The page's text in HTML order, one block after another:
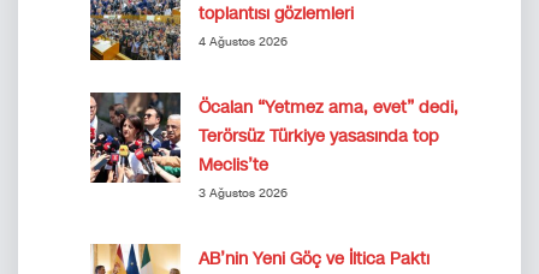
toplantısı gözlemleri
4 Ağustos 2026
Öcalan “Yetmez ama, evet” dedi,
Terörsüz Türkiye yasasında top
Meclis’te
3 Ağustos 2026
AB’nin Yeni Göç ve İltica Paktı